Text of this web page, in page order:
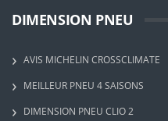
DIMENSION PNEU
AVIS MICHELIN CROSSCLIMATE
MEILLEUR PNEU 4 SAISONS
DIMENSION PNEU CLIO 2